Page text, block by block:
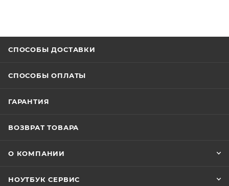
СПОСОБЫ ДОСТАВКИ
СПОСОБЫ ОПЛАТЫ
ГАРАНТИЯ
ВОЗВРАТ ТОВАРА
О КОМПАНИИ
НОУТБУК СЕРВИС